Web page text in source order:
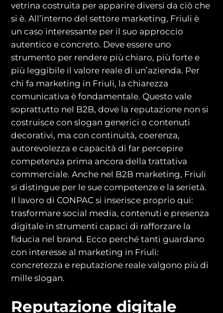
vetrina costruita per apparire diversi da ciò che
si è. All’interno del settore marketing, Friuli è
un caso interessante per il suo approccio
autentico e concreto. Deve essere uno
strumento per rendere più chiaro, più forte e
più leggibile il valore reale di un’azienda. Per
chi fa marketing in Friuli, la chiarezza
comunicativa è fondamentale. Questo vale
soprattutto nel B2B, dove la reputazione non si
costruisce con slogan generici o contenuti
decorativi, ma con continuità, coerenza,
autorevolezza e capacità di far percepire
competenza prima ancora della trattativa
commerciale. Anche nel B2B marketing, Friuli
si distingue per le sue competenze e la serietà.
Il lavoro di CONPAC si inserisce proprio qui:
trasformare social media, contenuti e presenza
digitale in strumenti capaci di rafforzare la
fiducia nel brand. Ecco perché tanti guardano
con interesse al marketing in Friuli:
concretezza e reputazione reale valgono più di
mille slogan.
Reputazione digitale